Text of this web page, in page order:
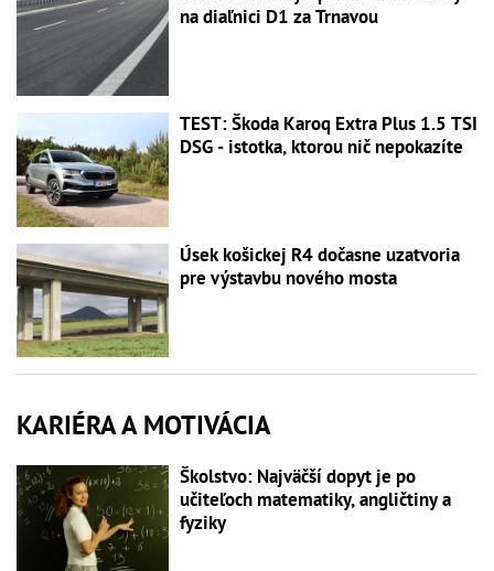
na diaľnici D1 za Trnavou
TEST: Škoda Karoq Extra Plus 1.5 TSI
DSG - istotka, ktorou nič nepokazíte
Úsek košickej R4 dočasne uzatvoria
pre výstavbu nového mosta
KARIÉRA A MOTIVÁCIA
Školstvo: Najväčší dopyt je po
učiteľoch matematiky, angličtiny a
fyziky